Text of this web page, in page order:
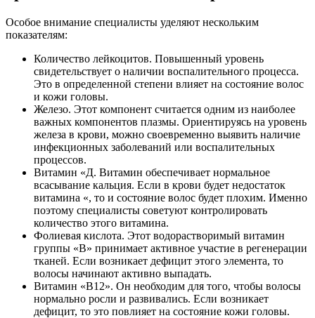
Особое внимание специалисты уделяют нескольким
показателям:
Количество лейкоцитов. Повышенный уровень
свидетельствует о наличии воспалительного процесса.
Это в определенной степени влияет на состояние волос
и кожи головы.
Железо. Этот компонент считается одним из наиболее
важных компонентов плазмы. Ориентируясь на уровень
железа в крови, можно своевременно выявить наличие
инфекционных заболеваний или воспалительных
процессов.
Витамин «Д. Витамин обеспечивает нормальное
всасывание кальция. Если в крови будет недостаток
витамина «, то и состояние волос будет плохим. Именно
поэтому специалисты советуют контролировать
количество этого витамина.
Фолиевая кислота. Этот водорастворимый витамин
группы «В» принимает активное участие в регенерации
тканей. Если возникает дефицит этого элемента, то
волосы начинают активно выпадать.
Витамин «В12». Он необходим для того, чтобы волосы
нормально росли и развивались. Если возникает
дефицит, то это повлияет на состояние кожи головы.